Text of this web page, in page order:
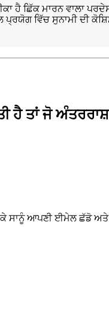
ਹੈ ਛਿੱਕ ਮਾਰਨ ਵਾਲਾ
ਵਿੱਚ ਸੁਨਾਮੀ ਦੀ
ਹੈ ਤਾਂ ਜੋ
ਸਾਨੂੰ ਆਪਣੀ ਈਮੇਲ ਛੱਡੋ